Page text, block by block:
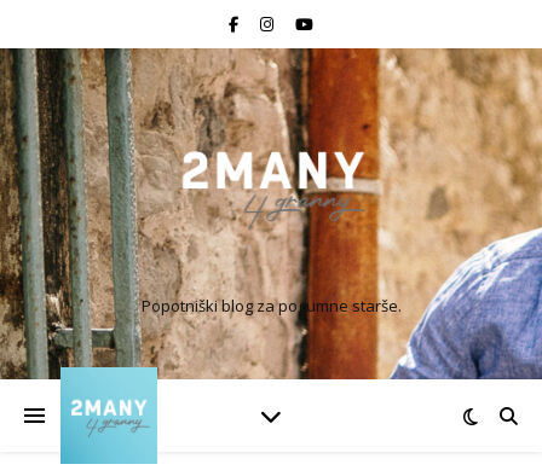
Popotniški blog za pogumne starše.